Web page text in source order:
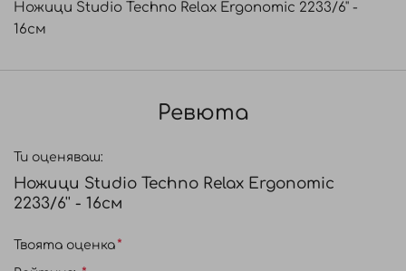
Ножици Studio Techno Relax Ergonomic 2233/6'' -
16см
Ревюта
Ти оценяваш:
Ножици Studio Techno Relax Ergonomic
2233/6'' - 16см
Твоята оценка